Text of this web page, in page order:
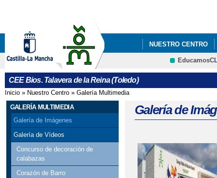
NUESTRO CENTRO
CEE Bios. Talavera de la Reina (Toledo)
Se encuentra usted aquí
Inicio » Nuestro Centro » Galería Multimedia
GALERÍA MULTIMEDIA
Galería de Imágenes
Galería de Vídeos
Concurso de decoración de
calabazas
Corazón de Barro
Galería de